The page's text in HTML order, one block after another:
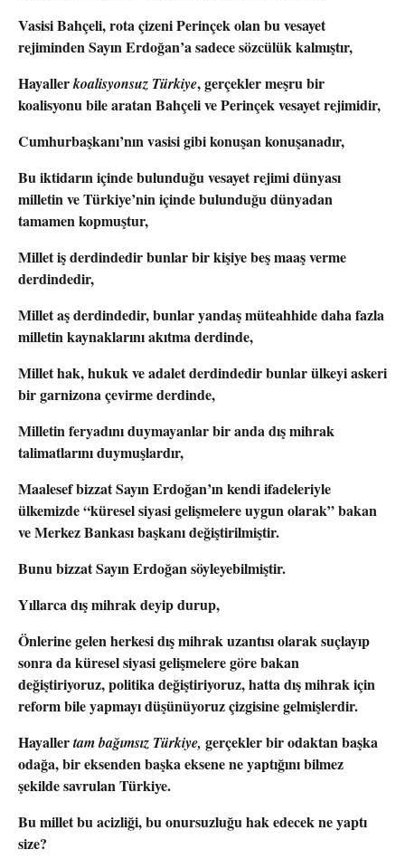
Vasisi Bahçeli, rota çizeni Perinçek olan bu vesayet
rejiminden Sayın Erdoğan’a sadece sözcülük kalmıştır,
Hayallerkoalisyonsuz Türkiye, gerçekler meşru bir
koalisyonu bile aratan Bahçeli ve Perinçek vesayet rejimidir,
Cumhurbaşkanı’nın vasisi gibi konuşan konuşanadır,
Bu iktidarın içinde bulunduğu vesayet rejimi dünyası
milletin ve Türkiye’nin içinde bulunduğu dünyadan
tamamen kopmuştur,
Millet iş derdindedir bunlar bir kişiye beş maaş verme
derdindedir,
Millet aş derdindedir, bunlar yandaş müteahhide daha fazla
milletin kaynaklarını akıtma derdinde,
Millet hak, hukuk ve adalet derdindedir bunlar ülkeyi askeri
bir garnizona çevirme derdinde,
Milletin feryadını duymayanlar bir anda dış mihrak
talimatlarını duymuşlardır,
Maalesef bizzat Sayın Erdoğan’ın kendi ifadeleriyle
ülkemizde “küresel siyasi gelişmelere uygun olarak” bakan
ve Merkez Bankası başkanı değiştirilmiştir.
Bunu bizzat Sayın Erdoğan söyleyebilmiştir.
Yıllarca dış mihrak deyip durup,
Önlerine gelen herkesi dış mihrak uzantısı olarak suçlayıp
sonra da küresel siyasi gelişmelere göre bakan
değiştiriyoruz, politika değiştiriyoruz, hatta dış mihrak için
reform bile yapmayı düşünüyoruz çizgisine gelmişlerdir.
Hayallertam bağımsız Türkiye, gerçekler bir odaktan başka
odağa, bir eksenden başka eksene ne yaptığını bilmez
şekilde savrulan Türkiye.
Bu millet bu acizliği, bu onursuzluğu hak edecek ne yaptı
size?